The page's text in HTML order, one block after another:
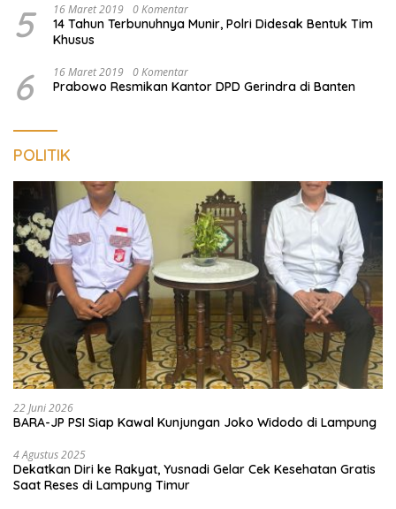
5 16 Maret 2019 0 Komentar
14 Tahun Terbunuhnya Munir, Polri Didesak Bentuk Tim
Khusus
6 16 Maret 2019 0 Komentar
Prabowo Resmikan Kantor DPD Gerindra di Banten
POLITIK
22 Juni 2026
BARA-JP PSI Siap Kawal Kunjungan Joko Widodo di Lampung
4 Agustus 2025
Dekatkan Diri ke Rakyat, Yusnadi Gelar Cek Kesehatan Gratis
Saat Reses di Lampung Timur